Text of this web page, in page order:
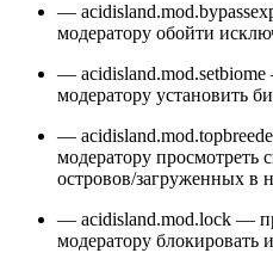
—
модератору обойти
—
модератору установить
—
модератору просмотреть
островов/загруженных в
— acidisland.mod.lock —
модератору блокировать